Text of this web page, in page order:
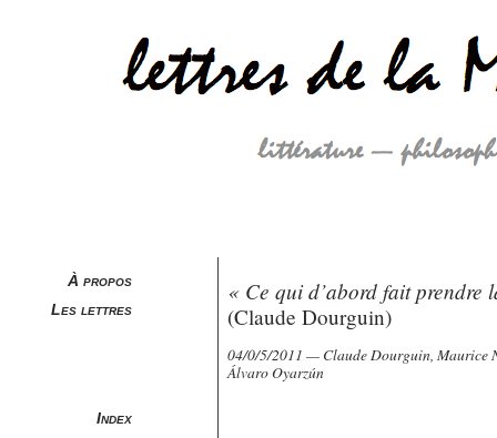
À propos
Les lettres
Index
« Ce qui d’abord fait
(Claude Dourguin)
04/0/5/2011 — Claude Dourguin, Maurice
Álvaro Oyarzún